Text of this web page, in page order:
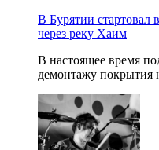
В Бурятии стартовал
через реку Хаим
В настоящее время
демонтажу покрытия